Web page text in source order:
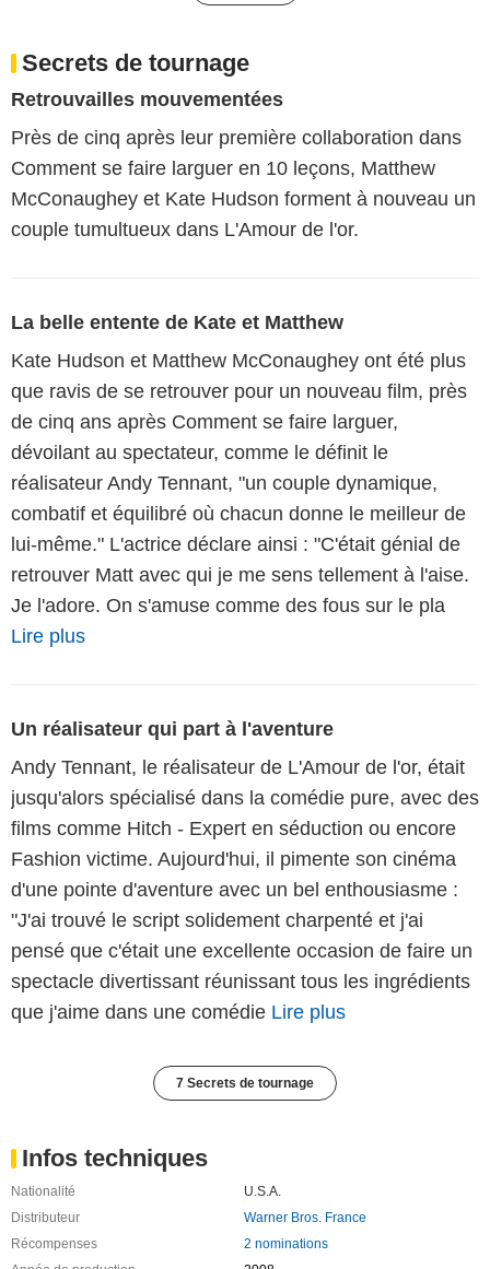
Secrets de tournage
Retrouvailles mouvementées
Près de cinq après leur première collaboration dans
Comment se faire larguer en 10 leçons, Matthew
McConaughey et Kate Hudson forment à nouveau un
couple tumultueux dans L'Amour de l'or.
La belle entente de Kate et Matthew
Kate Hudson et Matthew McConaughey ont été plus
que ravis de se retrouver pour un nouveau film, près
de cinq ans après Comment se faire larguer,
dévoilant au spectateur, comme le définit le
réalisateur Andy Tennant, "un couple dynamique,
combatif et équilibré où chacun donne le meilleur de
lui-même." L'actrice déclare ainsi : "C'était génial de
retrouver Matt avec qui je me sens tellement à l'aise.
Je l'adore. On s'amuse comme des fous sur le pla
Lire plus
Un réalisateur qui part à l'aventure
Andy Tennant, le réalisateur de L'Amour de l'or, était
jusqu'alors spécialisé dans la comédie pure, avec des
films comme Hitch - Expert en séduction ou encore
Fashion victime. Aujourd'hui, il pimente son cinéma
d'une pointe d'aventure avec un bel enthousiasme :
"J'ai trouvé le script solidement charpenté et j'ai
pensé que c'était une excellente occasion de faire un
spectacle divertissant réunissant tous les ingrédients
que j'aime dans une comédie Lire plus
7 Secrets de tournage
Infos techniques
Nationalité
U.S.A.
Distributeur
Warner Bros. France
Récompenses
2 nominations